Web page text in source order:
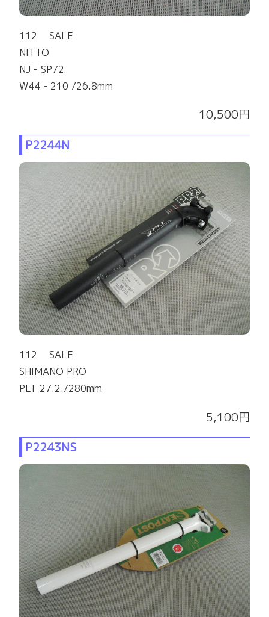
112 SALE
NITTO
NJ - SP72
W44 - 210 /26.8mm
10,500円
P2244N
112 SALE
SHIMANO PRO
PLT 27.2 /280mm
5,100円
P2243NS